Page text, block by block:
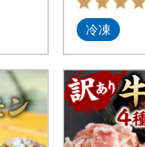
冷凍